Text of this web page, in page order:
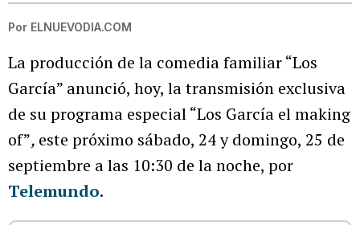
Por ELNUEVODIA.COM
La producción de la comedia familiar “Los
García” anunció, hoy, la transmisión exclusiva
de su programa especial “Los García el making
of”, este próximo sábado, 24 y domingo, 25 de
septiembre a las 10:30 de la noche, por
Telemundo.